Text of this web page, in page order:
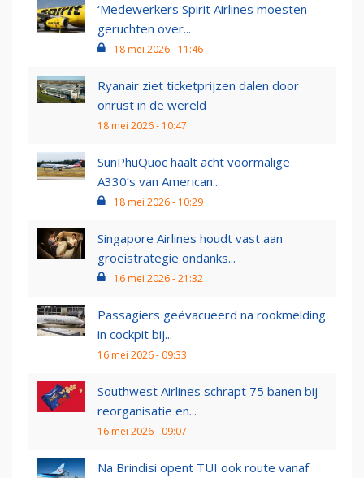
‘Medewerkers Spirit Airlines moesten
geruchten over...
18 mei 2026 - 11:46
Ryanair ziet ticketprijzen dalen door
onrust in de wereld
18 mei 2026 - 10:47
SunPhuQuoc haalt acht voormalige
A330’s van American...
18 mei 2026 - 10:29
Singapore Airlines houdt vast aan
groeistrategie ondanks...
16 mei 2026 - 21:32
Passagiers geëvacueerd na rookmelding
in cockpit bij...
16 mei 2026 - 09:33
Southwest Airlines schrapt 75 banen bij
reorganisatie en...
16 mei 2026 - 09:07
Na Brindisi opent TUI ook route vanaf